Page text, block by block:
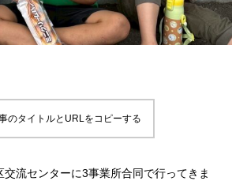
のタイトルとURLをコピーする
流センターに3事業所合同で行ってきま